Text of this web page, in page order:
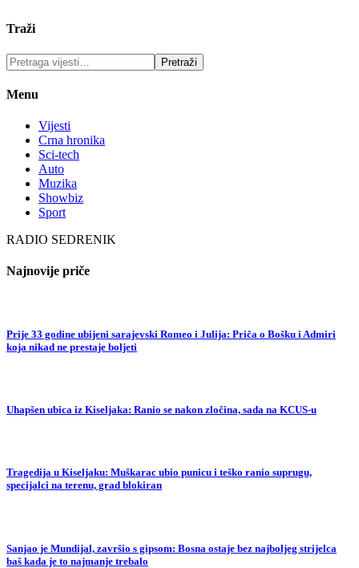
Traži
Menu
Vijesti
Crna hronika
Sci-tech
Auto
Muzika
Showbiz
Sport
RADIO SEDRENIK
Najnovije priče
Prije 33 godine ubijeni sarajevski Romeo i Julija: Priča o Bošku i Admiri
koja nikad ne prestaje boljeti
Uhapšen ubica iz Kiseljaka: Ranio se nakon zločina, sada na KCUS-u
Tragedija u Kiseljaku: Muškarac ubio punicu i teško ranio suprugu,
specijalci na terenu, grad blokiran
Sanjao je Mundijal, završio s gipsom: Bosna ostaje bez najboljeg strijelca
baš kada je to najmanje trebalo